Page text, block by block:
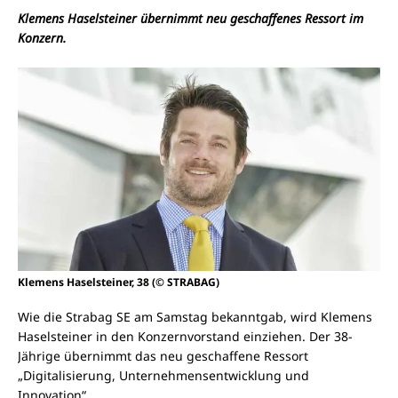
Klemens Haselsteiner übernimmt neu geschaffenes Ressort im
Konzern.
Klemens Haselsteiner, 38 (© STRABAG)
Wie die Strabag SE am Samstag bekanntgab, wird Klemens
Haselsteiner in den Konzernvorstand einziehen. Der 38-
Jährige übernimmt das neu geschaffene Ressort
„Digitalisierung, Unternehmensentwicklung und